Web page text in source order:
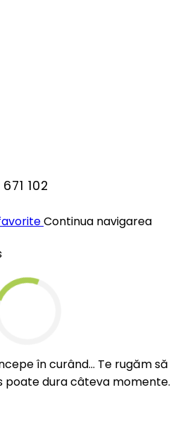
102
Continua navigarea
în curând... Te rugăm să
poate dura câteva momente.